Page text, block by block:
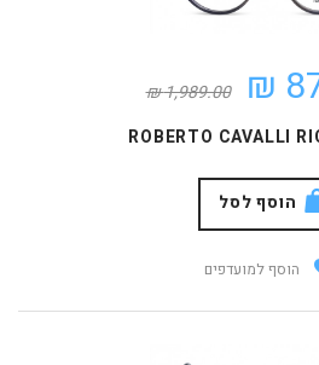
1,989.00 ₪
ROBERTO CAVALLI
הוסף לסל
הוסף למועדפים